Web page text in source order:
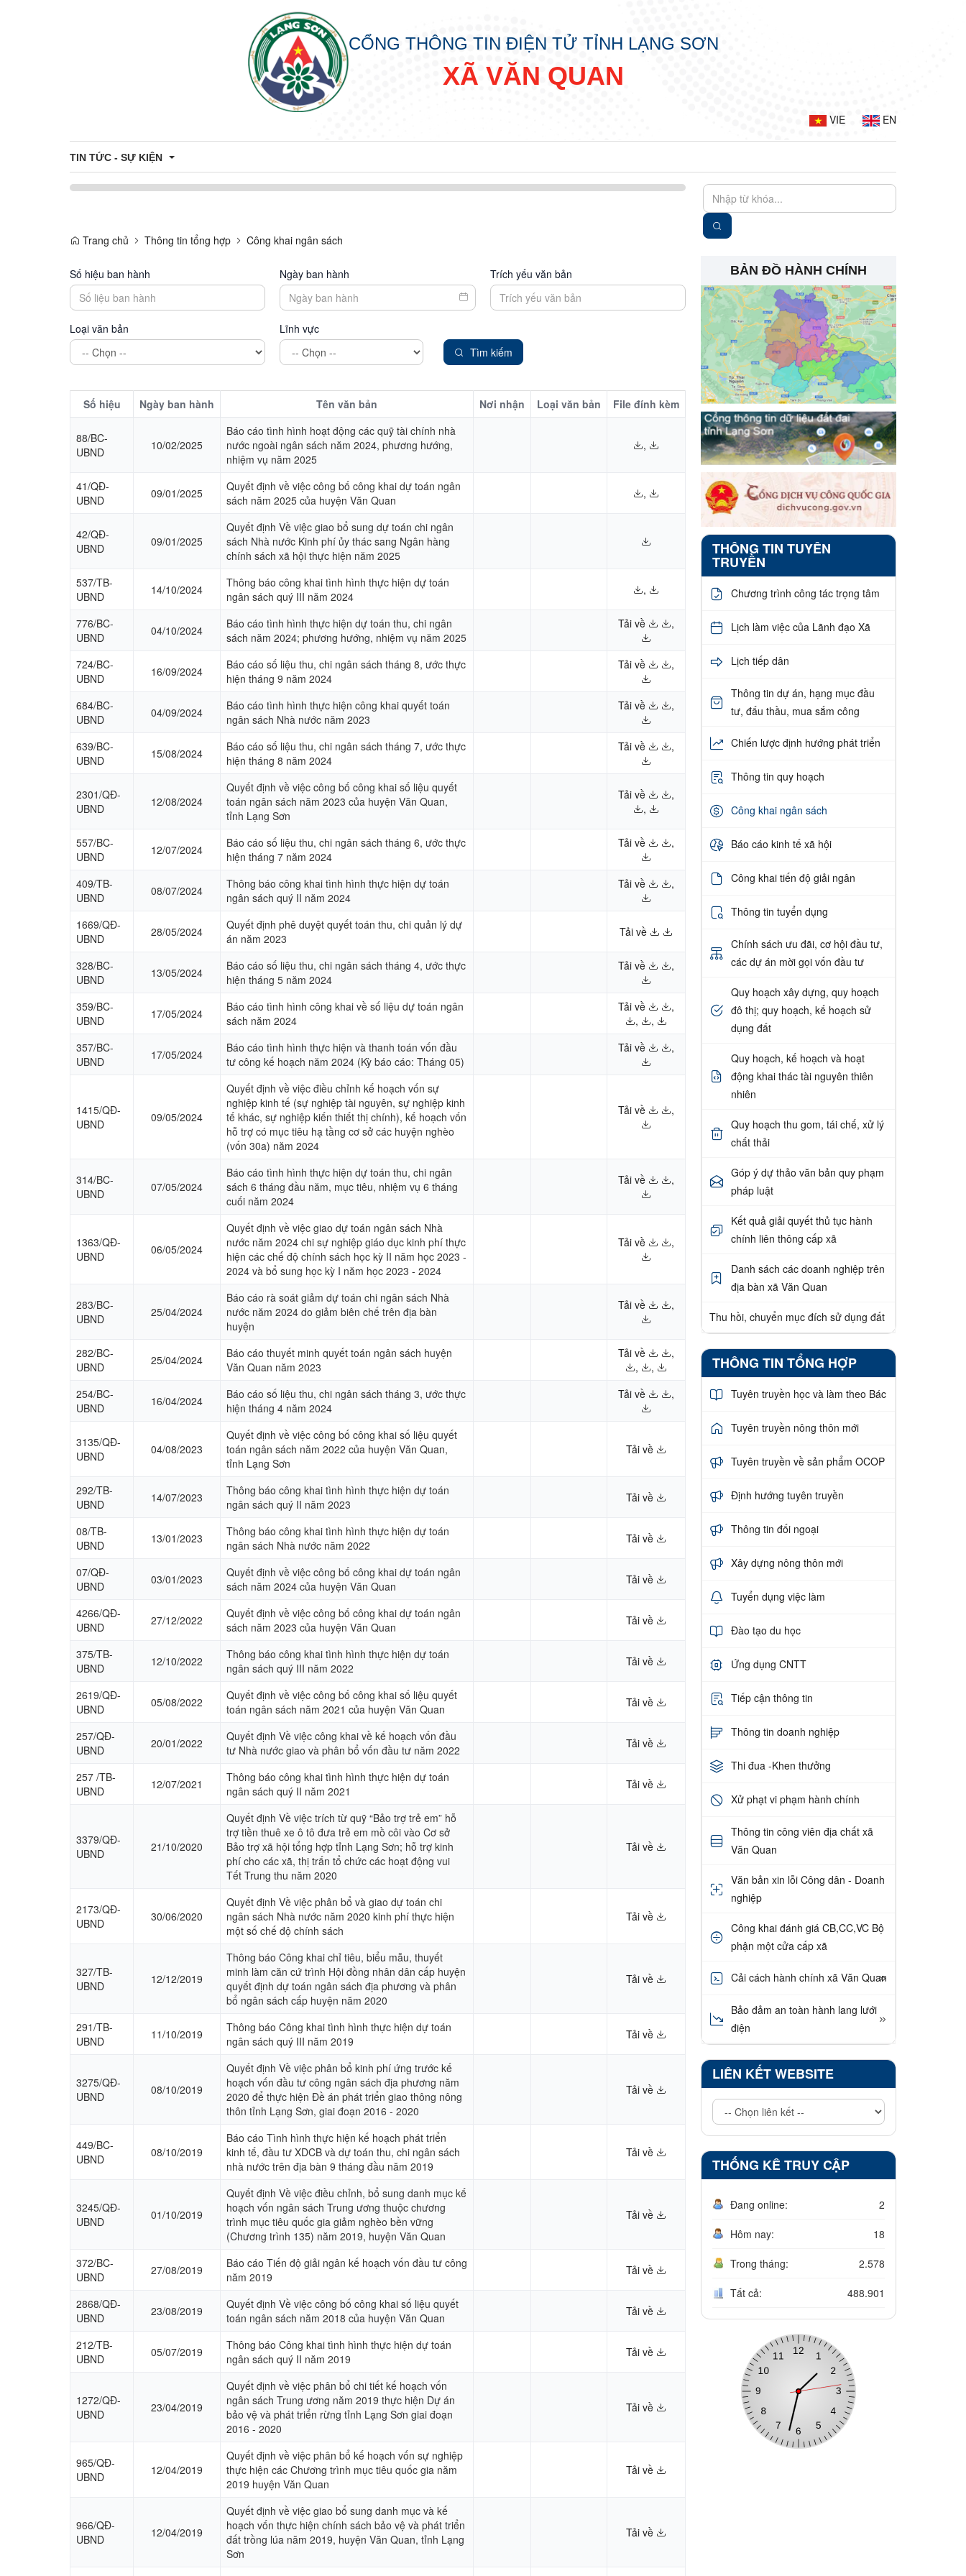
CỔNG THÔNG TIN ĐIỆN TỬ TỈNH LẠNG SƠN
XÃ VĂN QUAN
VIE EN
TIN TỨC - SỰ KIỆN
Thông tin đấu thầu - đấu giá
Công khai danh sách hỗ trợ Công dân - Doanh nghiệp
Du Lịch
Hoạt động các xã - thị trấn
Hoạt động các đoàn thể
Chính sách mới có hiệu lực
Hoạt động phòng ban chuyên môn
Kinh tế - Chính trị
Khoa học - Công nghệ
Thể thao - Giải trí
Thông cáo báo chí
Thi tuyển công chức, Viên chức
Cải cách hành chính
Nhân sự các lãnh đạo nhiệm kỳ 2025 - 2030
Trang chủ Thông tin tổng hợp Công khai ngân sách
Số hiệu ban hành Ngày ban hành Trích yếu văn bản
Loại văn bản
Lĩnh vực
Tìm kiếm
Số hiệu Ngày ban hành Tên văn bản Nơi nhận Loại văn bản File đính kèm
88/BC-
UBND
10/02/2025
Báo cáo tình hình hoạt động các quỹ tài chính nhà
nước ngoài ngân sách năm 2024, phương hướng,
nhiệm vụ năm 2025
,
41/QĐ-
UBND
09/01/2025
Quyết định về việc công bố công khai dự toán ngân
sách năm 2025 của huyện Văn Quan
,
42/QĐ-
UBND
09/01/2025
Quyết định Về việc giao bổ sung dự toán chi ngân
sách Nhà nước Kinh phí ủy thác sang Ngân hàng
chính sách xã hội thực hiện năm 2025
537/TB-
UBND
14/10/2024
Thông báo công khai tình hình thực hiện dự toán
ngân sách quý III năm 2024
,
776/BC-
UBND
04/10/2024
Báo cáo tình hình thực hiện dự toán thu, chi ngân
sách năm 2024; phương hướng, nhiệm vụ năm 2025
Tải về ,
724/BC-
UBND
16/09/2024
Báo cáo số liệu thu, chi ngân sách tháng 8, ước thực
hiện tháng 9 năm 2024
Tải về ,
684/BC-
UBND
04/09/2024
Báo cáo tình hình thực hiện công khai quyết toán
ngân sách Nhà nước năm 2023
Tải về ,
639/BC-
UBND
15/08/2024
Báo cáo số liệu thu, chi ngân sách tháng 7, ước thực
hiện tháng 8 năm 2024
Tải về ,
2301/QĐ-
UBND
12/08/2024
Quyết định về việc công bố công khai số liệu quyết
toán ngân sách năm 2023 của huyện Văn Quan,
tỉnh Lạng Sơn
Tải về
,
,
557/BC-
UBND
12/07/2024
Báo cáo số liệu thu, chi ngân sách tháng 6, ước thực
hiện tháng 7 năm 2024
Tải về ,
409/TB-
UBND
08/07/2024
Thông báo công khai tình hình thực hiện dự toán
ngân sách quý II năm 2024
Tải về ,
1669/QĐ-
UBND
28/05/2024
Quyết định phê duyệt quyết toán thu, chi quản lý dự
án năm 2023
Tải về
328/BC-
UBND
13/05/2024
Báo cáo số liệu thu, chi ngân sách tháng 4, ước thực
hiện tháng 5 năm 2024
Tải về ,
359/BC-
UBND
17/05/2024
Báo cáo tình hình công khai về số liệu dự toán ngân
sách năm 2024
Tải về
,
,
,
357/BC-
UBND
17/05/2024
Báo cáo tình hình thực hiện và thanh toán vốn đầu
tư công kế hoạch năm 2024 (Kỳ báo cáo: Tháng 05)
Tải về ,
1415/QĐ-
UBND
09/05/2024
Quyết định về việc điều chỉnh kế hoạch vốn sự
nghiệp kinh tế (sự nghiệp tài nguyên, sự nghiệp kinh
tế khác, sự nghiệp kiến thiết thị chính), kế hoạch vốn
hỗ trợ có mục tiêu hạ tầng cơ sở các huyện nghèo
(vốn 30a) năm 2024
Tải về ,
314/BC-
UBND
07/05/2024
Báo cáo tình hình thực hiện dự toán thu, chi ngân
sách 6 tháng đầu năm, mục tiêu, nhiệm vụ 6 tháng
cuối năm 2024
Tải về ,
1363/QĐ-
UBND
06/05/2024
Quyết định về việc giao dự toán ngân sách Nhà
nước năm 2024 chi sự nghiệp giáo dục kinh phí thực
hiện các chế độ chính sách học kỳ II năm học 2023 -
2024 và bổ sung học kỳ I năm học 2023 - 2024
Tải về ,
283/BC-
UBND
25/04/2024
Báo cáo rà soát giảm dự toán chi ngân sách Nhà
nước năm 2024 do giảm biên chế trên địa bàn
huyện
Tải về ,
282/BC-
UBND
25/04/2024
Báo cáo thuyết minh quyết toán ngân sách huyện
Văn Quan năm 2023
Tải về
,
,
,
254/BC-
UBND
16/04/2024
Báo cáo số liệu thu, chi ngân sách tháng 3, ước thực
hiện tháng 4 năm 2024
Tải về ,
3135/QĐ-
UBND
04/08/2023
Quyết định về việc công bố công khai số liệu quyết
toán ngân sách năm 2022 của huyện Văn Quan,
tỉnh Lạng Sơn
Tải về
292/TB-
UBND
14/07/2023
Thông báo công khai tình hình thực hiện dự toán
ngân sách quý II năm 2023
Tải về
08/TB-
UBND
13/01/2023
Thông báo công khai tình hình thực hiện dự toán
ngân sách Nhà nước năm 2022
Tải về
07/QĐ-
UBND
03/01/2023
Quyết định về việc công bố công khai dự toán ngân
sách năm 2024 của huyện Văn Quan
Tải về
4266/QĐ-
UBND
27/12/2022
Quyết định về việc công bố công khai dự toán ngân
sách năm 2023 của huyện Văn Quan
Tải về
375/TB-
UBND
12/10/2022
Thông báo công khai tình hình thực hiện dự toán
ngân sách quý III năm 2022
Tải về
2619/QĐ-
UBND
05/08/2022
Quyết định về việc công bố công khai số liệu quyết
toán ngân sách năm 2021 của huyện Văn Quan
Tải về
257/QĐ-
UBND
20/01/2022
Quyết định Về việc công khai về kế hoạch vốn đầu
tư Nhà nước giao và phân bổ vốn đầu tư năm 2022
Tải về
257 /TB-
UBND
12/07/2021
Thông báo công khai tình hình thực hiện dự toán
ngân sách quý II năm 2021
Tải về
3379/QĐ-
UBND
21/10/2020
Quyết định Về việc trích từ quỹ “Bảo trợ trẻ em” hỗ
trợ tiền thuê xe ô tô đưa trẻ em mồ côi vào Cơ sở
Bảo trợ xã hội tổng hợp tỉnh Lạng Sơn; hỗ trợ kinh
phí cho các xã, thị trấn tổ chức các hoạt động vui
Tết Trung thu năm 2020
Tải về
2173/QĐ-
UBND
30/06/2020
Quyết định Về việc phân bổ và giao dự toán chi
ngân sách Nhà nước năm 2020 kinh phí thực hiện
một số chế độ chính sách
Tải về
327/TB-
UBND
12/12/2019
Thông báo Công khai chỉ tiêu, biểu mẫu, thuyết
minh làm căn cứ trình Hội đồng nhân dân cấp huyện
quyết định dự toán ngân sách địa phương và phân
bổ ngân sách cấp huyện năm 2020
Tải về
291/TB-
UBND
11/10/2019
Thông báo Công khai tình hình thực hiện dự toán
ngân sách quý III năm 2019
Tải về
3275/QĐ-
UBND
08/10/2019
Quyết định Về việc phân bổ kinh phí ứng trước kế
hoạch vốn đầu tư công ngân sách địa phương năm
2020 để thực hiện Đề án phát triển giao thông nông
thôn tỉnh Lạng Sơn, giai đoạn 2016 - 2020
Tải về
449/BC-
UBND
08/10/2019
Báo cáo Tình hình thực hiện kế hoạch phát triển
kinh tế, đầu tư XDCB và dự toán thu, chi ngân sách
nhà nước trên địa bàn 9 tháng đầu năm 2019
Tải về
3245/QĐ-
UBND
01/10/2019
Quyết định Về việc điều chỉnh, bổ sung danh mục kế
hoạch vốn ngân sách Trung ương thuộc chương
trình mục tiêu quốc gia giảm nghèo bền vững
(Chương trình 135) năm 2019, huyện Văn Quan
Tải về
372/BC-
UBND
27/08/2019
Báo cáo Tiến độ giải ngân kế hoạch vốn đầu tư công
năm 2019
Tải về
2868/QĐ-
UBND
23/08/2019
Quyết định Về việc công bố công khai số liệu quyết
toán ngân sách năm 2018 của huyện Văn Quan
Tải về
212/TB-
UBND
05/07/2019
Thông báo Công khai tình hình thực hiện dự toán
ngân sách quý II năm 2019
Tải về
1272/QĐ-
UBND
23/04/2019
Quyết định về việc phân bổ chi tiết kế hoạch vốn
ngân sách Trung ương năm 2019 thực hiện Dự án
bảo vệ và phát triển rừng tỉnh Lạng Sơn giai đoạn
2016 - 2020
Tải về
965/QĐ-
UBND
12/04/2019
Quyết định về việc phân bổ kế hoạch vốn sự nghiệp
thực hiện các Chương trình mục tiêu quốc gia năm
2019 huyện Văn Quan
Tải về
966/QĐ-
UBND
12/04/2019
Quyết định về việc giao bổ sung danh mục và kế
hoạch vốn thực hiện chính sách bảo vệ và phát triển
đất trồng lúa năm 2019, huyện Văn Quan, tỉnh Lạng
Sơn
Tải về
BẢN ĐỒ HÀNH CHÍNH
THÔNG TIN TUYÊN
TRUYỀN
Chương trình công tác trọng tâm
Lịch làm việc của Lãnh đạo Xã
Lịch tiếp dân
Thông tin dự án, hạng mục đầu
tư, đấu thầu, mua sắm công
Chiến lược định hướng phát triển
Thông tin quy hoạch
Công khai ngân sách
Báo cáo kinh tế xã hội
Công khai tiến độ giải ngân
Thông tin tuyển dụng
Chính sách ưu đãi, cơ hội đầu tư,
các dự án mời gọi vốn đầu tư
Quy hoạch xây dựng, quy hoạch
đô thị; quy hoạch, kế hoạch sử
dụng đất
Quy hoạch, kế hoạch và hoạt
động khai thác tài nguyên thiên
nhiên
Quy hoạch thu gom, tái chế, xử lý
chất thải
Góp ý dự thảo văn bản quy phạm
pháp luật
Kết quả giải quyết thủ tục hành
chính liên thông cấp xã
Danh sách các doanh nghiệp trên
địa bàn xã Văn Quan
Thu hồi, chuyển mục đích sử dụng đất
THÔNG TIN TỔNG HỢP
Tuyên truyền học và làm theo Bác
Tuyên truyền nông thôn mới
Tuyên truyền về sản phẩm OCOP
Định hướng tuyên truyền
Thông tin đối ngoại
Xây dựng nông thôn mới
Tuyển dụng việc làm
Đào tạo du học
Ứng dụng CNTT
Tiếp cận thông tin
Thông tin doanh nghiệp
Thi đua -Khen thưởng
Xử phạt vi phạm hành chính
Thông tin công viên địa chất xã
Văn Quan
Văn bản xin lỗi Công dân - Doanh
nghiệp
Công khai đánh giá CB,CC,VC Bộ
phận một cửa cấp xã
Cải cách hành chính xã Văn Quan
Bảo đảm an toàn hành lang lưới
điện
LIÊN KẾT WEBSITE
THỐNG KÊ TRUY CẬP
Đang online: 2
Hôm nay: 18
Trong tháng: 2.578
Tất cả: 488.901